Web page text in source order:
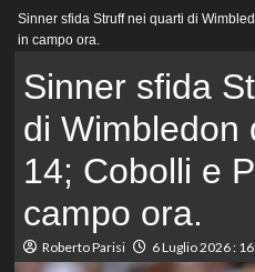
principale
Sinner sfida Struff nei quarti di
in campo ora.
Sinner sfida
di Wimbledon
14; Cobolli e
campo ora.
Roberto Parisi 6 Luglio 2026 :